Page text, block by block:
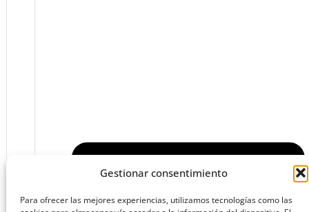
Gestionar consentimiento
Para ofrecer las mejores experiencias, utilizamos tecnologías como las